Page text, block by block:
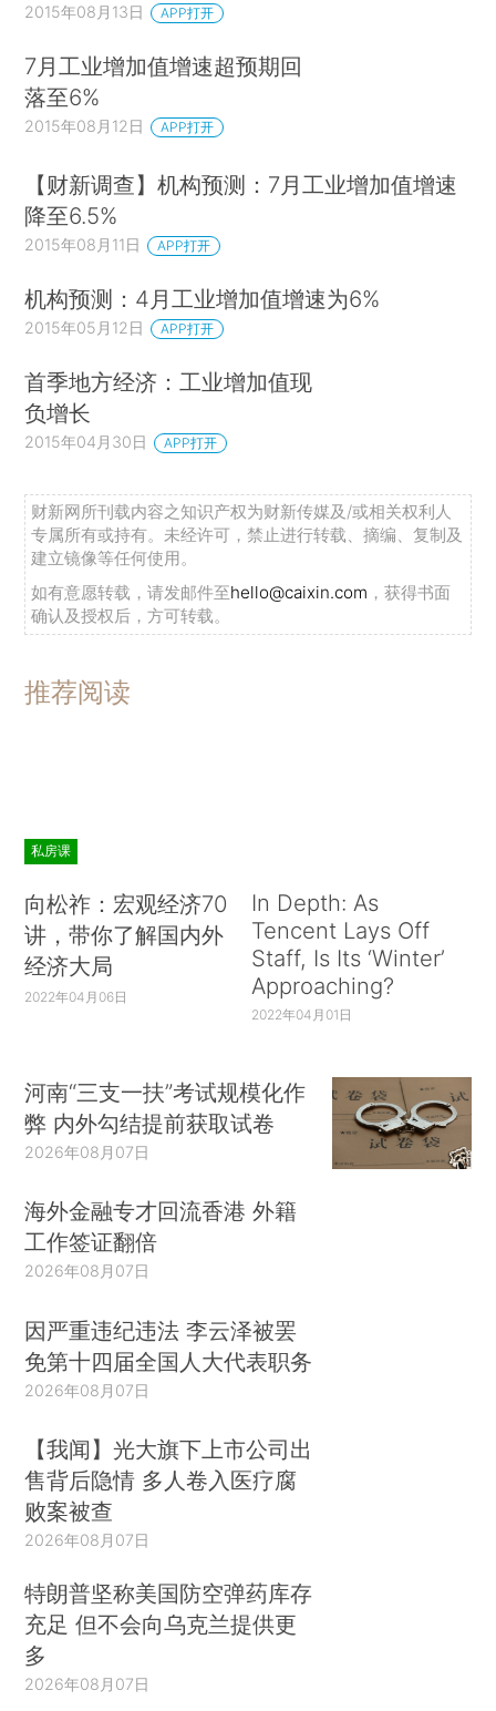
2015年08月13日 APP打开
7月工业增加值增速超预期回
落至6%
2015年08月12日 APP打开
【财新调查】机构预测：7月工业增加值增速
降至6.5%
2015年08月11日 APP打开
机构预测：4月工业增加值增速为6%
2015年05月12日 APP打开
首季地方经济：工业增加值现
负增长
2015年04月30日 APP打开
财新网所刊载内容之知识产权为财新传媒及/或相关权利人
专属所有或持有。未经许可，禁止进行转载、摘编、复制及
建立镜像等任何使用。
如有意愿转载，请发邮件至hello@caixin.com ，获得书面
确认及授权后，方可转载。
推荐阅读
私房课
向松祚：宏观经济70
讲，带你了解国内外
经济大局
2022年04月06日
In Depth: As
Tencent Lays Off
Staff, Is Its ‘Winter’
Approaching?
2022年04月01日
河南“三支一扶”考试规模化作
弊 内外勾结提前获取试卷
2026年08月07日
海外金融专才回流香港 外籍
工作签证翻倍
2026年08月07日
因严重违纪违法 李云泽被罢
免第十四届全国人大代表职务
2026年08月07日
【我闻】光大旗下上市公司出
售背后隐情 多人卷入医疗腐
败案被查
2026年08月07日
特朗普坚称美国防空弹药库存
充足 但不会向乌克兰提供更
多
2026年08月07日